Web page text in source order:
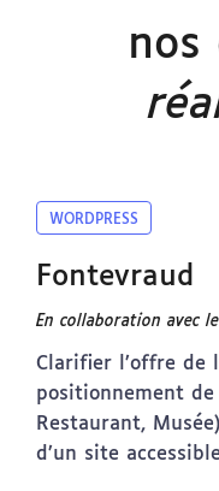
WORDPRESS
Fontevraud
En collaboration avec
Clarifier l’offre de
positionnement
Restaurant,
d’un site